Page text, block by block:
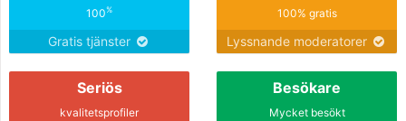
100%
Gratis tjänster
100% gratis
Lyssnande moderatorer
Seriös
kvalitetsprofiler
Besökare
Mycket besökt